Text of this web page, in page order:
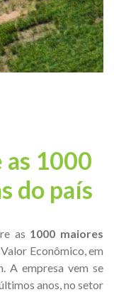
as 1000
do país
as 1000 maiores
Econômico, em
A empresa vem se
anos, no setor